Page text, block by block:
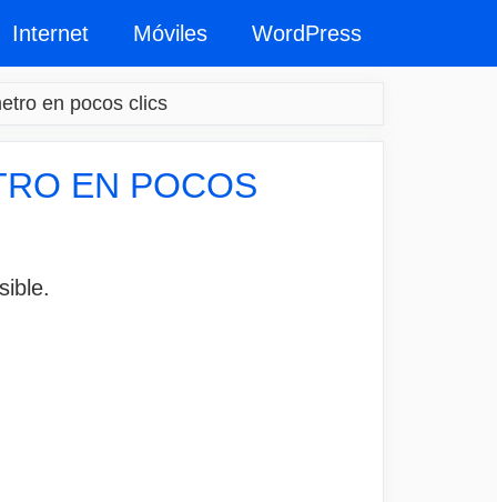
Internet Móviles WordPress
en pocos clics
EN POCOS